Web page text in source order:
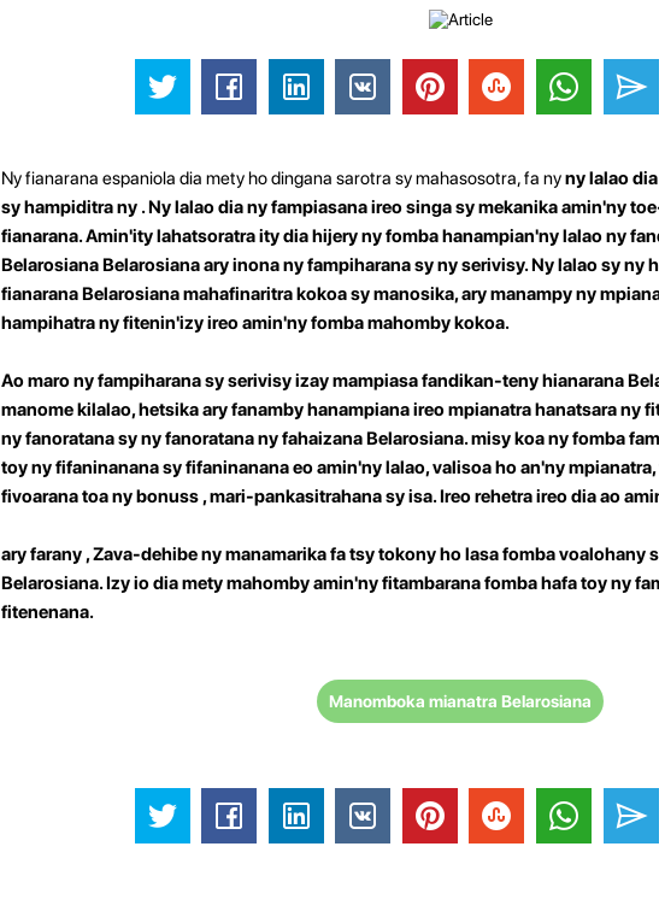
Ny fianarana espaniola dia mety ho dingana sarotra sy mahasosotra, fa nyny lalao
sy hampiditra ny . Ny lalao dia ny fampiasana ireo singa sy mekanika amin'ny
fianarana. Amin'ity lahatsoratra ity dia hijery ny fomba hanampian'ny lalao ny
Belarosiana Belarosiana ary inona ny fampiharana sy ny serivisy. Ny lalao sy ny
fianarana Belarosiana mahafinaritra kokoa sy manosika, ary manampy ny
hampihatra ny fitenin'izy ireo amin'ny fomba mahomby kokoa.
Ao maro ny fampiharana sy serivisy izay mampiasa fandikan-teny hianarana
manome kilalao, hetsika ary fanamby hanampiana ireo mpianatra hanatsara ny
ny fanoratana sy ny fanoratana ny fahaizana Belarosiana.misy koa ny fomba
toy ny fifaninanana sy fifaninanana eo amin'ny lalao, valisoa ho an'ny
fivoarana toa ny bonuss , mari-pankasitrahana sy isa. Ireo rehetra ireo dia ao
ary farany , Zava-dehibe ny manamarika fa tsy tokony ho lasa fomba voalohany
Belarosiana. Izy io dia mety mahomby amin'ny fitambarana fomba hafa toy ny
fitenenana.
Manomboka mianatra Belarosiana